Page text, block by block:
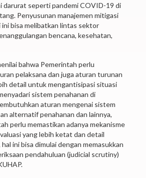
darurat seperti pandemi COVID-19 di
Penyusunan manajemen mitigasi
bisa melibatkan lintas sektor
bencana, kesehatan,
bahwa Pemerintah perlu
pelaksana dan juga aturan turunan
detail untuk mengantisipasi situasi
sistem penahanan di
aturan mengenai sistem
alternatif penahanan dan lainnya,
perlu memastikan adanya mekanisme
yang lebih ketat dan detail
ini bisa dimulai dengan memasukkan
pendahuluan (judicial scrutiny)